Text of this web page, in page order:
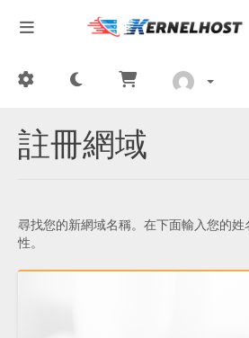
註冊網域
尋找您的新網域名稱。在下面輸入您的
性。